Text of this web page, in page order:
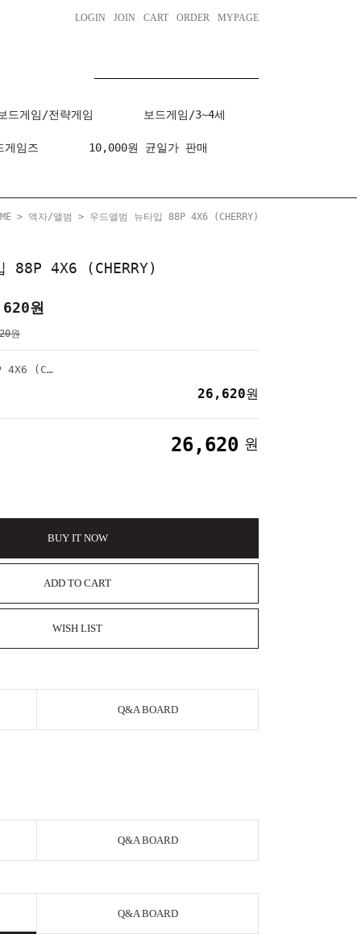
LOGIN JOIN CART ORDER MYPAGE
드게임/전략게임 보드게임/3~4세
게임즈 10,000원 균일가 판매
> 액자/앨범 > 우드앨범 뉴타입 88P 4X6 (CHERRY)
88P 4X6 (CHERRY)
원
원
우드앨범 뉴타입 88P 4X6 (CHERRY)
26,620원
26,620 원
BUY IT NOW
ADD TO CART
WISH LIST
Q&A BOARD
Q&A BOARD
Q&A BOARD